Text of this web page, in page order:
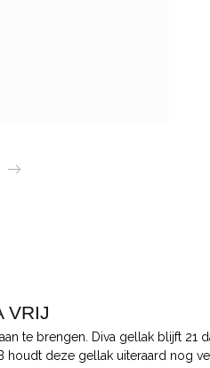
VRIJ
te brengen. Diva gellak blijft 21
houdt deze gellak uiteraard nog